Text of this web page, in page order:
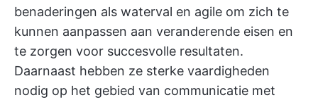
benaderingen als waterval en agile om zich te
kunnen aanpassen aan veranderende eisen en
te zorgen voor succesvolle resultaten.
Daarnaast hebben ze sterke vaardigheden
nodig op het gebied van communicatie met